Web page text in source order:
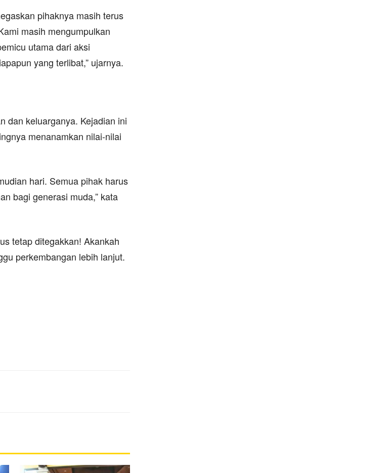
pihaknya masih terus
masih mengumpulkan
utama dari aksi
yang terlibat,” ujarnya.
dan keluarganya. Kejadian ini
menanamkan nilai-nilai
hari. Semua pihak harus
bagi generasi muda,” kata
tetap ditegakkan! Akankah
perkembangan lebih lanjut.